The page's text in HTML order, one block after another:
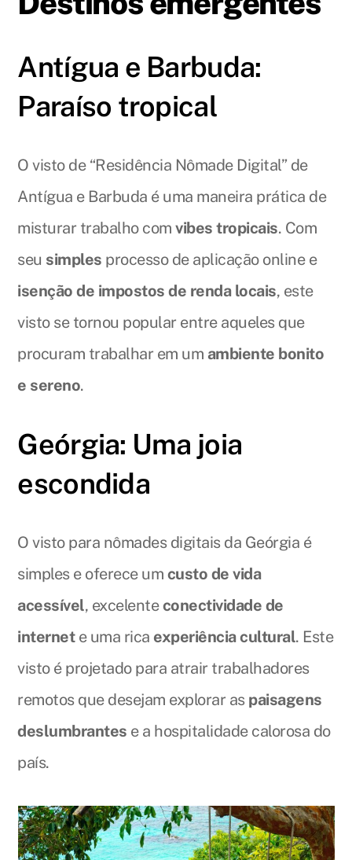
Antígua e Barbuda:
Paraíso tropical
O visto de “Residência Nômade Digital” de
Antígua e Barbuda é uma maneira prática de
misturar trabalho comvibes tropicais. Com
seu simples processo de aplicação online e
isenção de impostos de renda locais, este
visto se tornou popular entre aqueles que
procuram trabalhar em um ambiente bonito
e sereno.
Geórgia: Uma joia
escondida
O visto para nômades digitais da Geórgia é
simples e oferece um custo de vida
acessível, excelenteconectividade de
internete uma rica experiência cultural. Este
visto é projetado para atrair trabalhadores
remotos que desejam explorar as paisagens
deslumbrantes e a hospitalidade calorosa do
país.